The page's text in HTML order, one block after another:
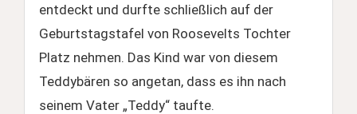
entdeckt und durfte schließlich auf der
Geburtstagstafel von Roosevelts Tochter
Platz nehmen. Das Kind war von diesem
Teddybären so angetan, dass es ihn nach
seinem Vater „Teddy“ taufte.